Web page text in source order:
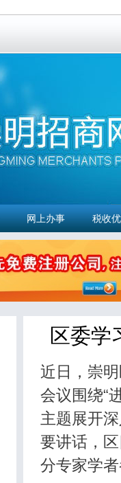
网上办事 税收
区委学
近日，崇
会议围绕“
主题展开
要讲话，
分专家学